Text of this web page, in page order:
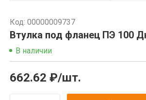
Код: 00000009737
Втулка под фланец ПЭ 100
В наличии
662.62 ₽/шт.